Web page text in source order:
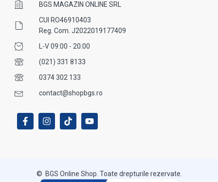
BGS MAGAZIN ONLINE SRL
CUI RO46910403
Reg. Com. J2022019177409
L-V 09:00 - 20:00
(021) 331 8133
0374 302 133
contact@shopbgs.ro
© BGS Online Shop. Toate drepturile rezervate.